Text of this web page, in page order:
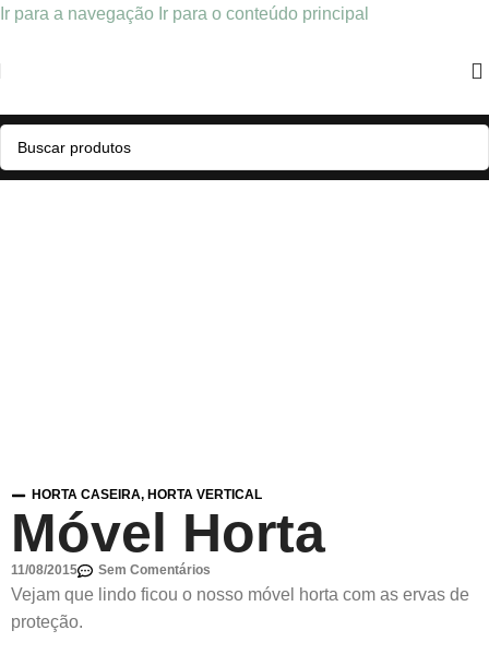
Ir para a navegação Ir para o conteúdo principal
HORTA CASEIRA, HORTA VERTICAL
Móvel Horta
11/08/2015 Sem Comentários
Vejam que lindo ficou o nosso móvel horta com as ervas de
proteção.